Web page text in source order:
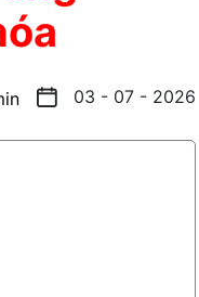
03 - 07 - 2026